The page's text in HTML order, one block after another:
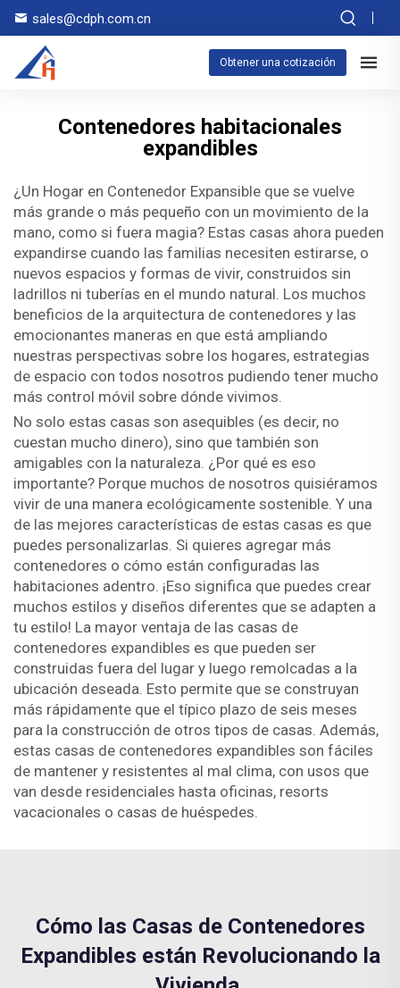
sales@cdph.com.cn
Obtener una cotización
Contenedores habitacionales
expandibles
¿Un Hogar en Contenedor Expansible que se vuelve
más grande o más pequeño con un movimiento de la
mano, como si fuera magia? Estas casas ahora pueden
expandirse cuando las familias necesiten estirarse, o
nuevos espacios y formas de vivir, construidos sin
ladrillos ni tuberías en el mundo natural. Los muchos
beneficios de la arquitectura de contenedores y las
emocionantes maneras en que está ampliando
nuestras perspectivas sobre los hogares, estrategias
de espacio con todos nosotros pudiendo tener mucho
más control móvil sobre dónde vivimos.
No solo estas casas son asequibles (es decir, no
cuestan mucho dinero), sino que también son
amigables con la naturaleza. ¿Por qué es eso
importante? Porque muchos de nosotros quisiéramos
vivir de una manera ecológicamente sostenible. Y una
de las mejores características de estas casas es que
puedes personalizarlas. Si quieres agregar más
contenedores o cómo están configuradas las
habitaciones adentro. ¡Eso significa que puedes crear
muchos estilos y diseños diferentes que se adapten a
tu estilo! La mayor ventaja de las casas de
contenedores expandibles es que pueden ser
construidas fuera del lugar y luego remolcadas a la
ubicación deseada. Esto permite que se construyan
más rápidamente que el típico plazo de seis meses
para la construcción de otros tipos de casas. Además,
estas casas de contenedores expandibles son fáciles
de mantener y resistentes al mal clima, con usos que
van desde residenciales hasta oficinas, resorts
vacacionales o casas de huéspedes.
Cómo las Casas de Contenedores
Expandibles están Revolucionando la